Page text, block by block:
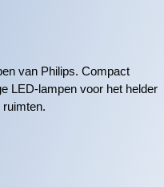
van Philips. Compact
LED-lampen voor het helder